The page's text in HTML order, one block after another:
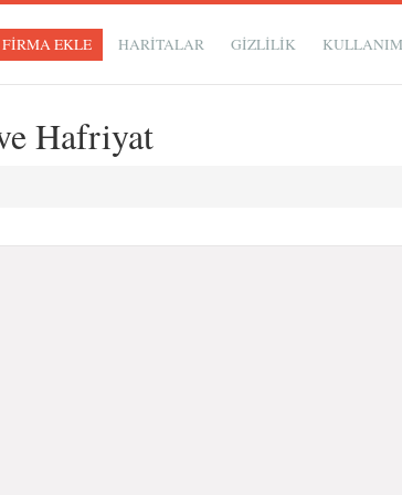
FİRMA EKLE HARİTALAR GIZLILIK
Hafriyat